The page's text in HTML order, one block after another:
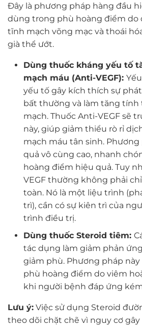
Đây là phương pháp hàng đầu
dùng trong phù hoàng điểm do
tĩnh mạch võng mạc và thoái
già thể ướt.
Dùng thuốc kháng yếu tố
mạch máu (Anti-VEGF):
yếu tố gây kích thích sự
bất thường và làm tăng tính
mạch. Thuốc Anti-VEGF sẽ
này, giúp giảm thiểu rò rỉ
mạch máu tân sinh. Phương
quả vô cùng cao, nhanh
hoàng điểm hiệu quả. Tuy
VEGF thường không phải
toàn. Nó là một liệu trình
trì), cần có sự kiên trì của
trình điều trị.
Dùng thuốc Steroid tiêm:
tác dụng làm giảm phản
giảm phù. Phương pháp
phù hoàng điểm do viêm
khi người bệnh đáp ứng
Lưu ý: Việc sử dụng Steroid
theo dõi chặt chẽ vì nguy cơ